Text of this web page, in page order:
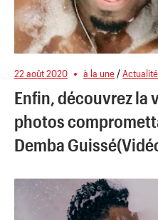
22 août 2020 à la une/
Enfin, découvrez la
photos
Demba